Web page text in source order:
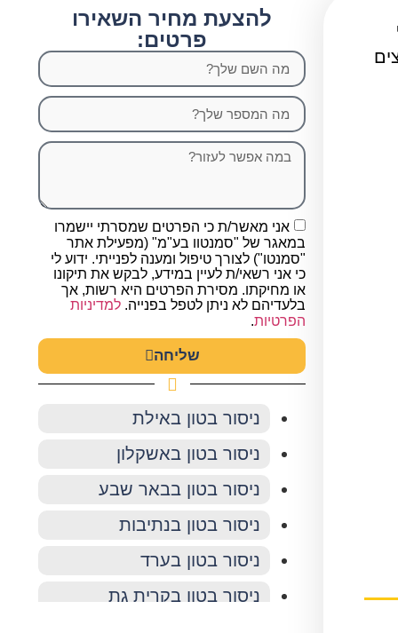
להצעת מחיר השאירו
פרטים:
אני מאשר/ת כי הפרטים שמסרתי יישמרו
במאגר של "סמנטוו בע"מ" (מפעילת אתר
"סמנטו") לצורך טיפול ומענה לפנייתי. ידוע לי
כי אני רשאי/ת לעיין במידע, לבקש את תיקונו
או מחיקתו. מסירת הפרטים היא רשות, אך
בלעדיהם לא ניתן לטפל בפנייה. למדיניות
הפרטיות.
שליחה
ניסור בטון באילת
ניסור בטון באשקלון
ניסור בטון בבאר שבע
ניסור בטון בנתיבות
ניסור בטון בערד
ניסור בטון בקרית גת